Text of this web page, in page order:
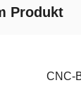
Produkt
CNC-